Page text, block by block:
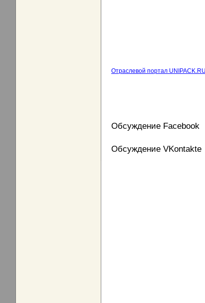
Отраслевой портал UNIPACK.RU
Обсуждение Facebook
Обсуждение VKontakte